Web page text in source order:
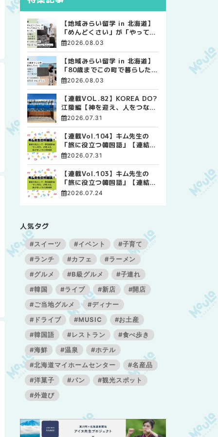
【地域みらい留学 in 北海道】
「めんどくさい」が「やってみ
よう」に変わった。 十勝の風
自由な高校生活
2026.08.03
【地域みらい留学 in 北海道】
「80歳までこの町で暮らした
い」 標津高校で踏み出した、
2026.08.03
【連載VOL.82】KOREA DO?
江陵編【神を迎え、人をつなぐ
時間 ― 江陵端午祭 】
2026.07.31
【連載Vol.104】キム先生の
「旅に役立つ韓国語」【連結語
尾について その4】
2026.07.31
【連載Vol.103】キム先生の
「旅に役立つ韓国語」【連結語
尾について その3】
2026.07.24
人気タグ
#スイーツ #イベント
#子育て
#ランチ
#カフェ
#ラーメン
#グルメ
#B級グルメ
#子連れ
#韓国
#ライブ #新店
#開店
#ご当地グルメ
#ディナー
#ドライブ
#MUSIC
#お土産
#韓国語
#レストラン
#食べ歩き
#海鮮
#温泉
#ホテル
#北海道マイホームセンター
#名産品
#洋菓子
#パン
#観光スポット
#外遊び